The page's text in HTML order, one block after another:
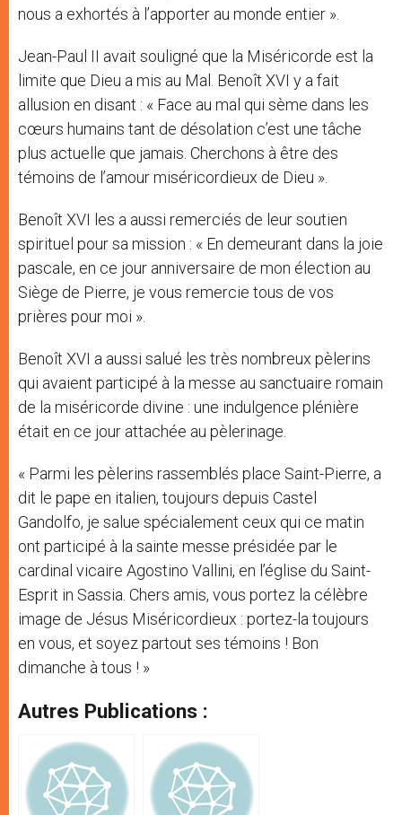
nous a exhortés à l’apporter au monde entier ».
Jean-Paul II avait souligné que la Miséricorde est la
limite que Dieu a mis au Mal. Benoît XVI y a fait
allusion en disant : « Face au mal qui sème dans les
cœurs humains tant de désolation c’est une tâche
plus actuelle que jamais. Cherchons à être des
témoins de l’amour miséricordieux de Dieu ».
Benoît XVI les a aussi remerciés de leur soutien
spirituel pour sa mission : « En demeurant dans la joie
pascale, en ce jour anniversaire de mon élection au
Siège de Pierre, je vous remercie tous de vos
prières pour moi ».
Benoît XVI a aussi salué les très nombreux pèlerins
qui avaient participé à la messe au sanctuaire romain
de la miséricorde divine : une indulgence plénière
était en ce jour attachée au pèlerinage.
« Parmi les pèlerins rassemblés place Saint-Pierre, a
dit le pape en italien, toujours depuis Castel
Gandolfo, je salue spécialement ceux qui ce matin
ont participé à la sainte messe présidée par le
cardinal vicaire Agostino Vallini, en l’église du Saint-
Esprit in Sassia. Chers amis, vous portez la célèbre
image de Jésus Miséricordieux : portez-la toujours
en vous, et soyez partout ses témoins ! Bon
dimanche à tous ! »
Autres Publications :